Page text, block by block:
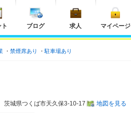
ブログ 求人 マイページ
禁煙席あり 駐車場あり
茨城県つくば市天久保3-10-17 地図を見る